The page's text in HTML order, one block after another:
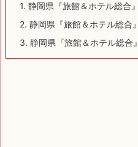
1. 静岡県『旅館＆ホテル総合
2. 静岡県『旅館＆ホテル総合
3. 静岡県『旅館＆ホテル総合